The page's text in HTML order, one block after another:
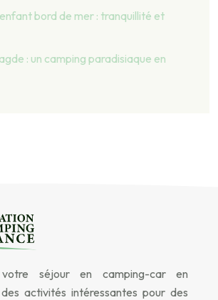
bord de mer : tranquillité et
: un camping paradisiaque en
séjour en camping-car en
activités intéressantes pour des